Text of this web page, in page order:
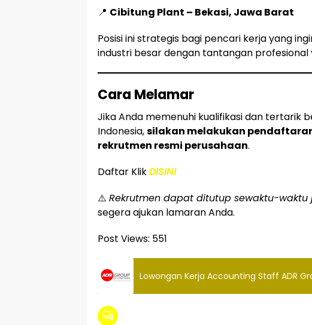
📍 Cibitung Plant – Bekasi, Jawa Barat
Posisi ini strategis bagi pencari kerja yang
industri besar dengan tantangan
Cara Melamar
Jika Anda memenuhi kualifikasi dan tertarik
Indonesia,silakan melakukan
rekrutmen resmi perusahaan.
Daftar KlikDISINI
⚠️ Rekrutmen dapat ditutup sewaktu-waktu
segera ajukan lamaran Anda.
Post Views: 551
Lowongan Kerja Accounting Staff ADR